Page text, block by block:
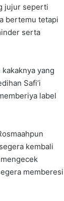
jujur seperti
bertemu tetapi
serta
yang
Safi’i
label
kembali
memberesi